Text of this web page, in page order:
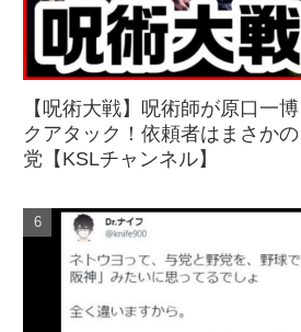
【呪術大戦】呪術師が原口一
クアタック！依頼者はまさか
党【KSLチャンネル】